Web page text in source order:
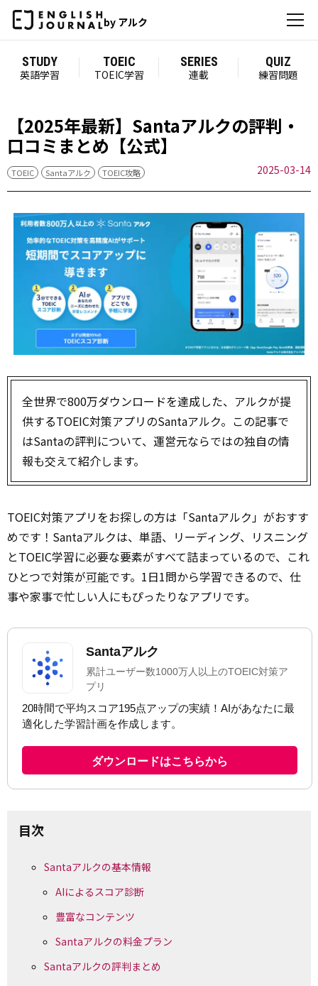
by アルク
STUDY
英語学習
TOEIC
TOEIC学習
SERIES
連載
QUIZ
練習問題
【2025年最新】Santaアルクの評判・
口コミまとめ【公式】
TOEIC Santaアルク TOEIC攻略 2025-03-14
全世界で800万ダウンロードを達成した、アルクが提
供するTOEIC対策アプリのSantaアルク。この記事で
はSantaの評判について、運営元ならではの独自の情
報も交えて紹介します。
TOEIC対策アプリをお探しの方は「Santaアルク」がおすす
めです！Santaアルクは、単語、リーディング、リスニング
とTOEIC学習に必要な要素がすべて詰まっているので、これ
ひとつで対策が可能です。1日1問から学習できるので、仕
事や家事で忙しい人にもぴったりなアプリです。
目次
Santaアルクの基本情報
AIによるスコア診断
豊富なコンテンツ
Santaアルクの料金プラン
Santaアルクの評判まとめ